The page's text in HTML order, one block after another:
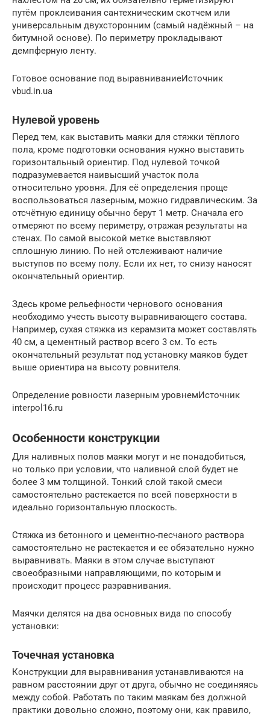
путём проклеивания сантехническим скотчем или
универсальным двухсторонним (самый надёжный – на
битумной основе). По периметру прокладывают
демпферную ленту.
Готовое основание под выравниваниеИсточник
vbud.in.ua
Нулевой уровень
Перед тем, как выставить маяки для стяжки тёплого
пола, кроме подготовки основания нужно выставить
горизонтальный ориентир. Под нулевой точкой
подразумевается наивысший участок пола
относительно уровня. Для её определения проще
воспользоваться лазерным, можно гидравлическим. За
отсчётную единицу обычно берут 1 метр. Сначала его
отмеряют по всему периметру, отражая результаты на
стенах. По самой высокой метке выставляют
сплошную линию. По ней отслеживают наличие
выступов по всему полу. Если их нет, то снизу наносят
окончательный ориентир.
Здесь кроме рельефности чернового основания
необходимо учесть высоту выравнивающего состава.
Например, сухая стяжка из керамзита может составлять
40 см, а цементный раствор всего 3 см. То есть
окончательный результат под установку маяков будет
выше ориентира на высоту ровнителя.
Определение ровности лазерным уровнемИсточник
interpol16.ru
Особенности конструкции
Для наливных полов маяки могут и не понадобиться,
но только при условии, что наливной слой будет не
более 3 мм толщиной. Тонкий слой такой смеси
самостоятельно растекается по всей поверхности в
идеально горизонтальную плоскость.
Стяжка из бетонного и цементно-песчаного раствора
самостоятельно не растекается и ее обязательно нужно
выравнивать. Маяки в этом случае выступают
своеобразными направляющими, по которым и
происходит процесс разравнивания.
Маячки делятся на два основных вида по способу
установки:
Точечная установка
Конструкции для выравнивания устанавливаются на
равном расстоянии друг от друга, обычно не соединяясь
между собой. Работать по таким маякам без должной
практики довольно сложно, поэтому они, как правило,